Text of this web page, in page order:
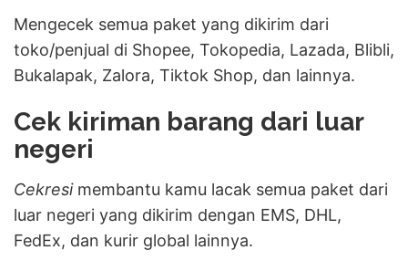
Mengecek semua paket yang dikirim dari
toko/penjual di Shopee, Tokopedia, Lazada, Blibli,
Bukalapak, Zalora, Tiktok Shop, dan lainnya.
Cek kiriman barang dari luar
negeri
Cekresimembantu kamu lacak semua paket dari
luar negeri yang dikirim dengan EMS, DHL,
FedEx, dan kurir global lainnya.